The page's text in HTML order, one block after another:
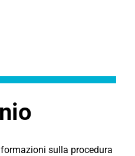
sulla procedura